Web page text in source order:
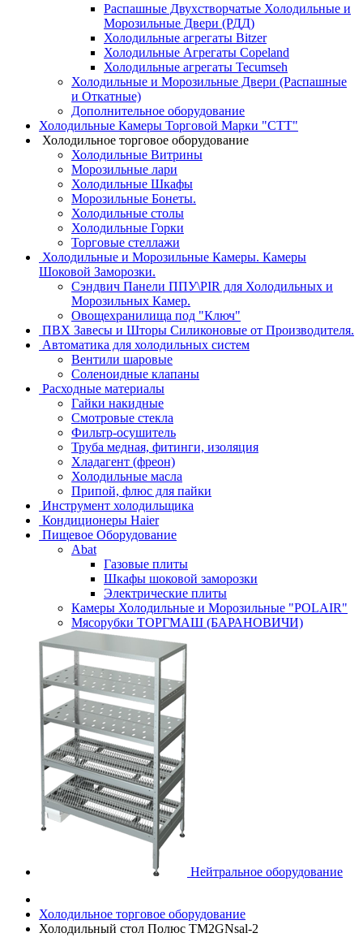
Распашные Двухстворчатые Холодильные и
Морозильные Двери (РДД)
Холодильные агрегаты Bitzer
Холодильные Агрегаты Copeland
Холодильные агрегаты Tecumseh
Холодильные и Морозильные Двери (Распашные
и Откатные)
Дополнительное оборудование
Холодильные Камеры Торговой Марки "СТТ"
Холодильное торговое оборудование
Холодильные Витрины
Морозильные лари
Холодильные Шкафы
Морозильные Бонеты.
Холодильные столы
Холодильные Горки
Торговые стеллажи
Холодильные и Морозильные Камеры. Камеры
Шоковой Заморозки.
Сэндвич Панели ППУ\PIR для Холодильных и
Морозильных Камер.
Овощехранилища под "Ключ"
ПВХ Завесы и Шторы Силиконовые от Производителя.
Автоматика для холодильных систем
Вентили шаровые
Соленоидные клапаны
Расходные материалы
Гайки накидные
Смотровые стекла
Фильтр-осушитель
Труба медная, фитинги, изоляция
Хладагент (фреон)
Холодильные масла
Припой, флюс для пайки
Инструмент холодильщика
Кондиционеры Haier
Пищевое Оборудование
Abat
Газовые плиты
Шкафы шоковой заморозки
Электрические плиты
Камеры Холодильные и Морозильные "POLAIR"
Мясорубки ТОРГМАШ (БАРАНОВИЧИ)
Нейтральное оборудование
Холодильное торговое оборудование
Холодильный стол Полюс TM2GNsal-2